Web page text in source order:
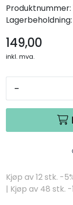
Produktnummer:
Lagerbeholdning:
149,00
inkl. mva.
-
Kjøp av 12 stk. -
| Kjøp av 48 stk. -